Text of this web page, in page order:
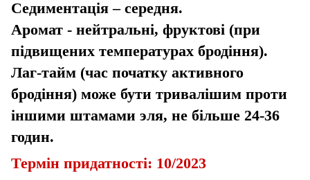
Седиментація – середня.
Аромат - нейтральні, фруктові (при
підвищених температурах бродіння).
Лаг-тайм (час початку активного
бродіння) може бути тривалішим проти
іншими штамами эля, не більше 24-36
годин.
Термін придатності: 10/2023